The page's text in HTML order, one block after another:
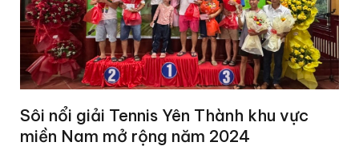
Sôi nổi giải Tennis Yên Thành khu vực
miền Nam mở rộng năm 2024